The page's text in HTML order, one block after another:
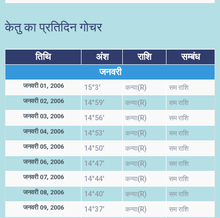
केतु का प्रतिदिन गोचर
तिथि अंश राशि
सम्बंध
जनवरी
जनवरी 01, 2006 15°3' कन्या(R) सम राशि
जनवरी 02, 2006 14°59' कन्या(R) सम राशि
जनवरी 03, 2006 14°56' कन्या(R) सम राशि
जनवरी 04, 2006 14°53' कन्या(R) सम राशि
जनवरी 05, 2006 14°50' कन्या(R) सम राशि
जनवरी 06, 2006 14°47' कन्या(R) सम राशि
जनवरी 07, 2006 14°44' कन्या(R) सम राशि
जनवरी 08, 2006 14°40' कन्या(R) सम राशि
जनवरी 09, 2006 14°37' कन्या(R) सम राशि